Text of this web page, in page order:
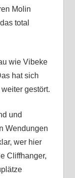
Molin
total
wie Vibeke
hat sich
gestört.
und
Wendungen
wer hier
Cliffhanger,